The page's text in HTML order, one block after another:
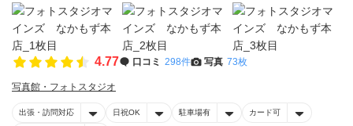
4.77 口コミ 298件 写真 73枚
写真館・フォトスタジオ
出張・訪問対応 日祝OK 駐車場有 カード可